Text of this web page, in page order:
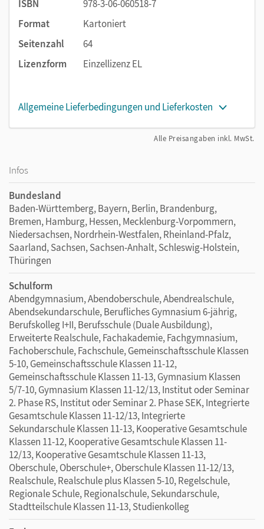
ISBN
978-3-06-060518-7
Format
Kartoniert
Seitenzahl
64
Lizenzform
Einzellizenz EL
Allgemeine Lieferbedingungen und Lieferkosten
Alle Preisangaben inkl. MwSt.
Infos
Bundesland
Baden-Württemberg, Bayern, Berlin, Brandenburg,
Bremen, Hamburg, Hessen, Mecklenburg-Vorpommern,
Niedersachsen, Nordrhein-Westfalen, Rheinland-Pfalz,
Saarland, Sachsen, Sachsen-Anhalt, Schleswig-Holstein,
Thüringen
Schulform
Abendgymnasium, Abendoberschule, Abendrealschule,
Abendsekundarschule, Berufliches Gymnasium 6-jährig,
Berufskolleg I+II, Berufsschule (Duale Ausbildung),
Erweiterte Realschule, Fachakademie, Fachgymnasium,
Fachoberschule, Fachschule, Gemeinschaftsschule Klassen
5-10, Gemeinschaftsschule Klassen 11-12,
Gemeinschaftsschule Klassen 11-13, Gymnasium Klassen
5/7-10, Gymnasium Klassen 11-12/13, Institut oder Seminar
2. Phase RS, Institut oder Seminar 2. Phase SEK, Integrierte
Gesamtschule Klassen 11-12/13, Integrierte
Sekundarschule Klassen 11-13, Kooperative Gesamtschule
Klassen 11-12, Kooperative Gesamtschule Klassen 11-
12/13, Kooperative Gesamtschule Klassen 11-13,
Oberschule, Oberschule+, Oberschule Klassen 11-12/13,
Realschule, Realschule plus Klassen 5-10, Regelschule,
Regionale Schule, Regionalschule, Sekundarschule,
Stadtteilschule Klassen 11-13, Studienkolleg